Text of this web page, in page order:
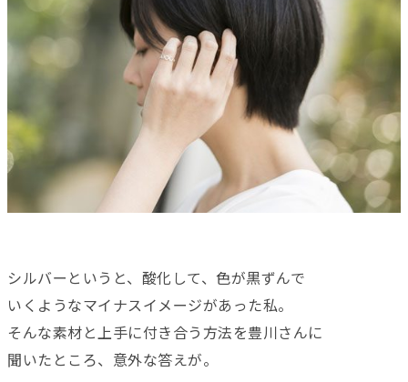
シルバーというと、酸化して、色が黒ずんで
いくようなマイナスイメージがあった私。
そんな素材と上手に付き合う方法を豊川さんに
聞いたところ、意外な答えが。